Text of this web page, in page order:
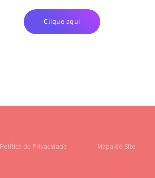
Clique aqui
Política de Privacidade Mapa do Site